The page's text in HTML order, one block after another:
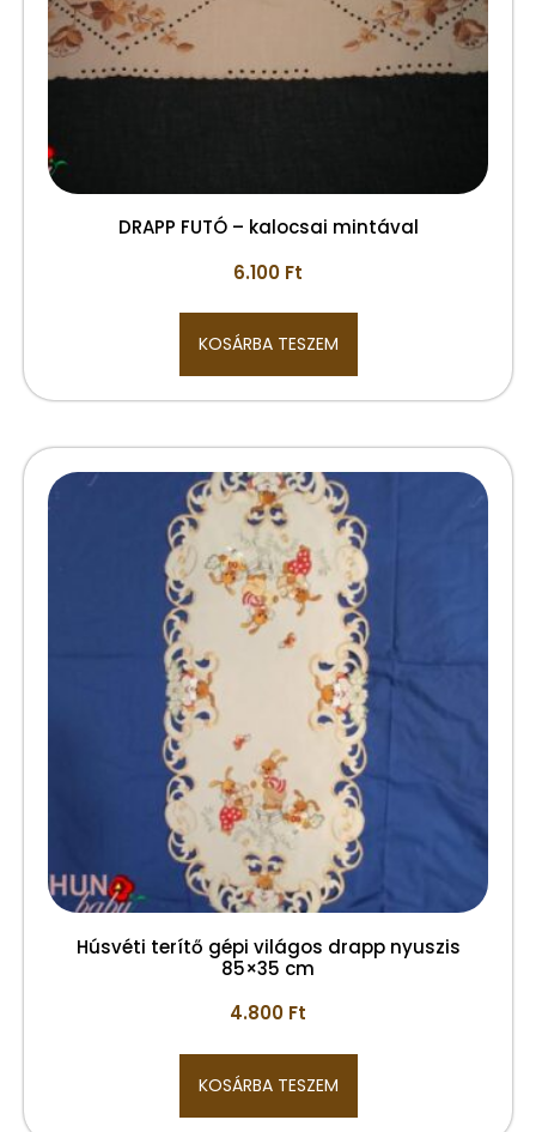
DRAPP FUTÓ – kalocsai mintával
6.100 Ft
KOSÁRBA TESZEM
Húsvéti terítő gépi világos drapp nyuszis
85×35 cm
4.800 Ft
KOSÁRBA TESZEM